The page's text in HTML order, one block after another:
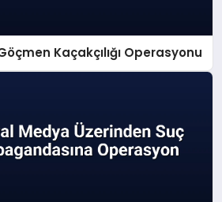
Kaçakçılığı Operasyonu